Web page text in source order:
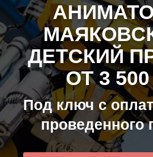
ДЕТСКИЙ
ОТ 3
Под ключ с
проведенного